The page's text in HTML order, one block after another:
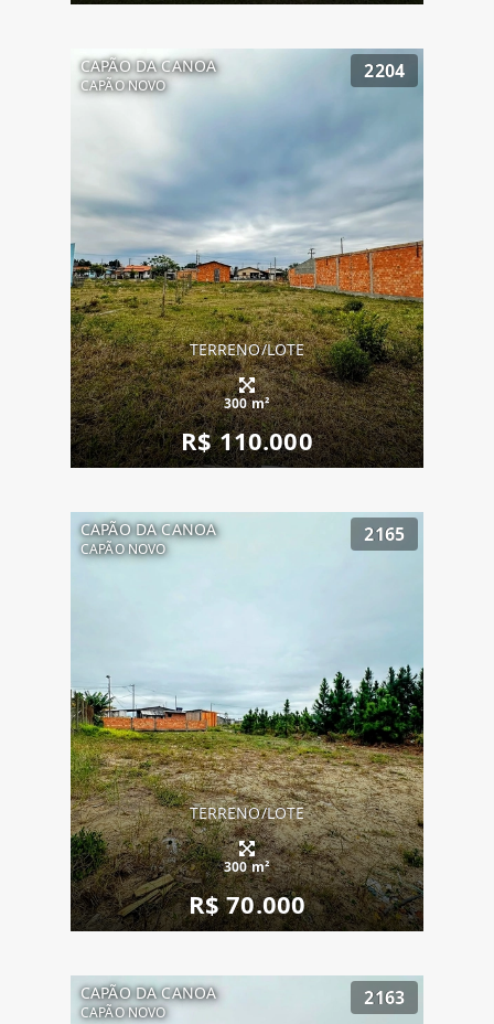
CAPÃO DA CANOA
CAPÃO NOVO
2204
TERRENO/LOTE
300 m²
R$ 110.000
CAPÃO DA CANOA
CAPÃO NOVO
2165
TERRENO/LOTE
300 m²
R$ 70.000
CAPÃO DA CANOA
CAPÃO NOVO
2163